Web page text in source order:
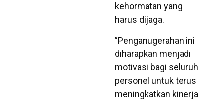
kehormatan yang
harus dijaga.
​”Penganugerahan ini
diharapkan menjadi
motivasi bagi seluruh
personel untuk terus
meningkatkan kinerja